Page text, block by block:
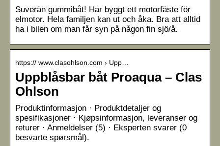
Suverän gummibåt! Har byggt ett motorfäste för
elmotor. Hela familjen kan ut och åka. Bra att alltid
ha i bilen om man får syn på någon fin sjö/å.
https:// www.clasohlson.com › Upp…
Uppblåsbar båt Proaqua – Clas
Ohlson
Produktinformasjon · Produktdetaljer og
spesifikasjoner · Kjøpsinformasjon, leveranser og
returer · Anmeldelser (5) · Eksperten svarer (0
besvarte spørsmål).